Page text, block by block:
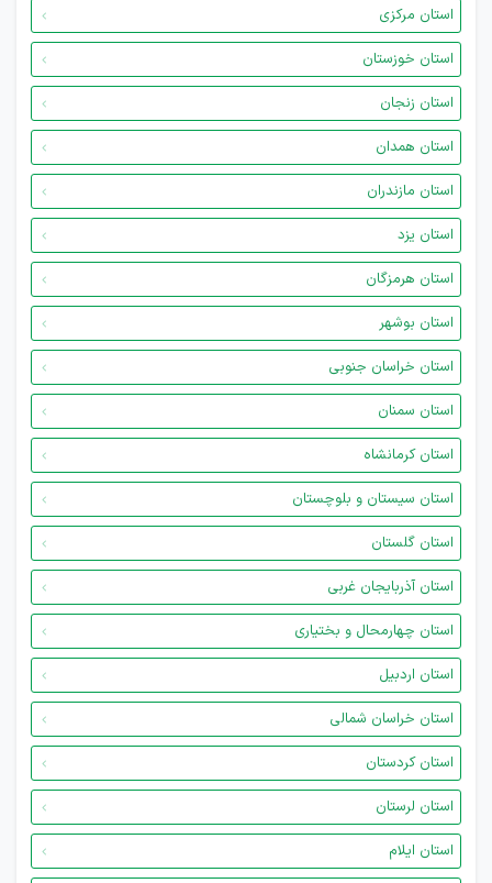
استان مرکزی
استان خوزستان
استان زنجان
استان همدان
استان مازندران
استان یزد
استان هرمزگان
استان بوشهر
استان خراسان جنوبی
استان سمنان
استان کرمانشاه
استان سیستان و بلوچستان
استان گلستان
استان آذربایجان غربی
استان چهارمحال و بختیاری
استان اردبیل
استان خراسان شمالی
استان کردستان
استان لرستان
استان ایلام